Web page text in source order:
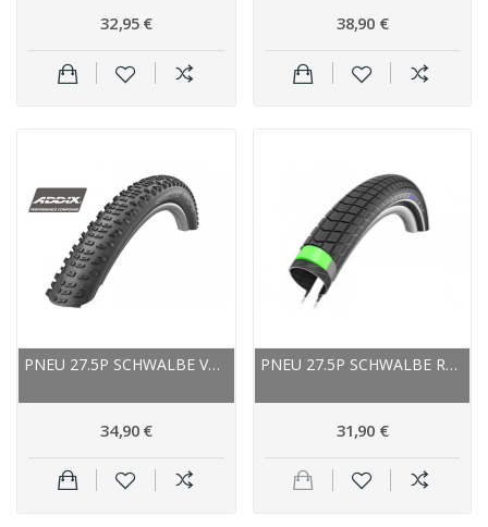
32,95 € 38,90 €
PNEU 27.5P SCHWALBE VTT RACING RALPH 2...
34,90 €
PNEU 27.5P SCHWALBE ROUTE VTT BIG BEN PLUS...
31,90 €